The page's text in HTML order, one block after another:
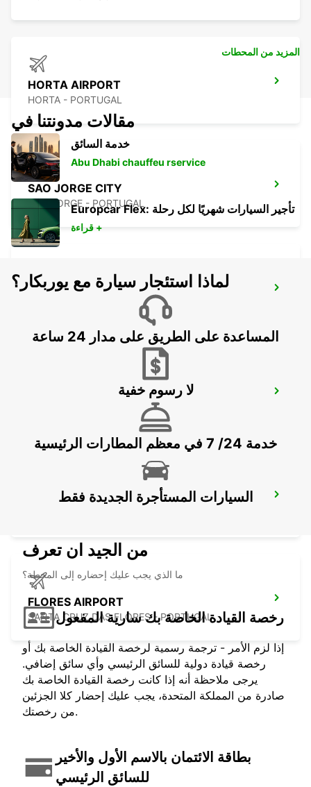
HORTA AIRPORT
HORTA - PORTUGAL
SAO JORGE CITY
SAO JORGE - PORTUGAL
SAO JORGE AIRPORT
SAO JORGE - PORTUGAL
ANGRA DO HEROISMO CITY
ANGRA DO HEROISMO - PORTUGAL
ANGRA DO HEROISMO AIRPORT
FLORES AIRPORT
SANTA CRUZ DAS FLORES - PORTUGAL
المزيد من المحطات
مقالات مدونتنا في
خدمة السائق
Abu Dhabi chauffeu rservice
Europcar Flex: تأجير السيارات شهريًا لكل رحلة
قراءة +
لماذا استئجار سيارة مع يوربكار؟
المساعدة على الطريق على مدار 24 ساعة
لا رسوم خفية
خدمة 24/ 7 في معظم المطارات الرئيسية
السيارات المستأجرة الجديدة فقط
من الجيد ان تعرف
ما الذي يجب عليك إحضاره إلى المحطة؟
رخصة القيادة الخاصة بك سارية المفعول
إذا لزم الأمر - ترجمة رسمية لرخصة القيادة الخاصة بك أو
رخصة قيادة دولية للسائق الرئيسي وأي سائق إضافي.
يرجى ملاحظة أنه إذا كانت رخصة القيادة الخاصة بك
صادرة من المملكة المتحدة، يجب عليك إحضار كلا الجزئين
من رخصتك.
بطاقة الائتمان بالاسم الأول والأخير
للسائق الرئيسي